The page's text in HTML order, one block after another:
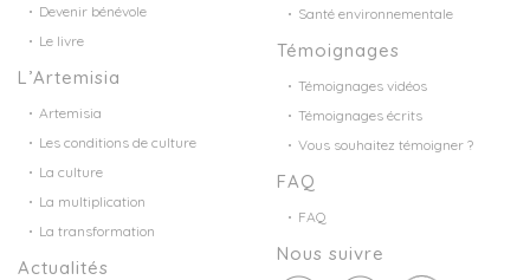
Devenir bénévole
Le livre
L’Artemisia
Artemisia
Les conditions de culture
La culture
La multiplication
La transformation
Actualités
Santé environnementale
Témoignages
Témoignages vidéos
Témoignages écrits
Vous souhaitez témoigner ?
FAQ
FAQ
Nous suivre